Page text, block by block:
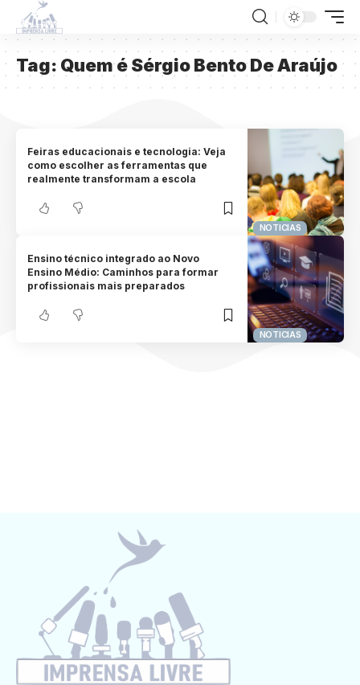
Tag: Quem é Sérgio Bento De Araújo
NOTICIAS
Feiras educacionais e tecnologia: Veja
como escolher as ferramentas que
realmente transformam a escola
NOTICIAS
Ensino técnico integrado ao Novo
Ensino Médio: Caminhos para formar
profissionais mais preparados